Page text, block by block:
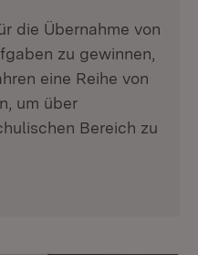
die Übernahme von
zu gewinnen,
eine Reihe von
um über
Bereich zu